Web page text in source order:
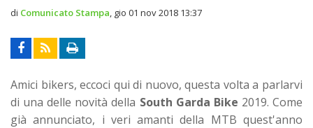
di Comunicato Stampa gio 01 nov 2018 13:37
Amici bikers, eccoci qui di nuovo, questa volta a parlarvi
di una delle novità della South Garda Bike 2019.Come
già annunciato, i veri amanti della MTB quest'anno